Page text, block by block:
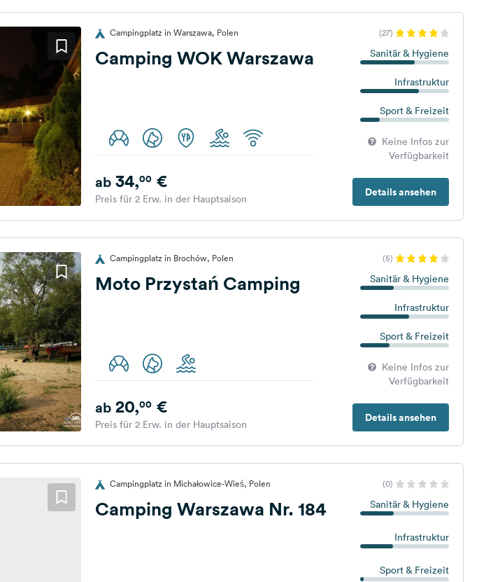
Campingplatz in Warszawa, Polen (27)
Camping WOK Warszawa Sanitär & Hygiene
Infrastruktur
Sport & Freizeit
Keine Infos zur
Verfügbarkeit
Details ansehen
ab34,00€
Preis für 2 Erw. in der Hauptsaison
Campingplatz in Brochów, Polen (5)
Moto Przystań Camping Sanitär & Hygiene
Infrastruktur
Sport & Freizeit
Keine Infos zur
Verfügbarkeit
Details ansehen
ab20,00€
Preis für 2 Erw. in der Hauptsaison
Campingplatz in Michałowice-Wieś, Polen (0)
Camping Warszawa Nr. 184 Sanitär & Hygiene
Infrastruktur
Sport & Freizeit